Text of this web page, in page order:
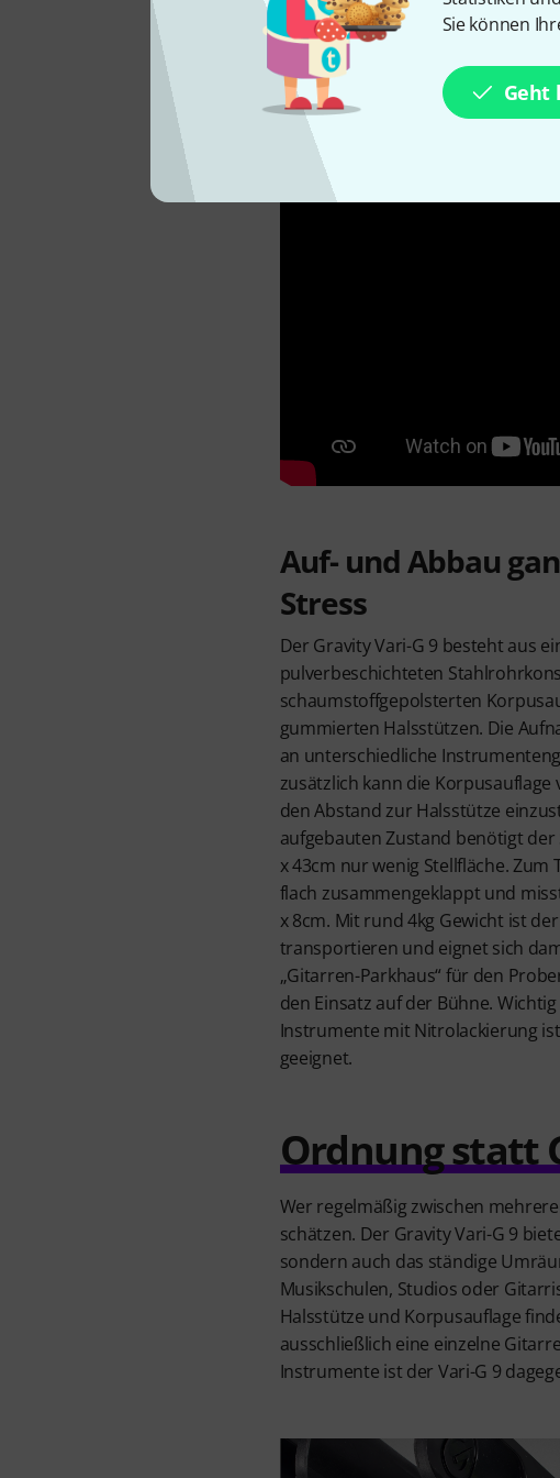
Sie können
Geht
Auf- und Abbau
Stress
Der Gravity Vari-G 9 besteht aus
pulverbeschichteten
schaumstoffgepolsterten
gummierten Halsstützen. Die
an unterschiedliche
zusätzlich kann die
den Abstand zur Halsstütze
aufgebauten Zustand benötigt der
x 43cm nur wenig Stellfläche.
flach zusammengeklappt und
x 8cm. Mit rund 4kg Gewicht ist
transportieren und eignet sich
„Gitarren-Parkhaus“ für den
den Einsatz auf der Bühne.
Instrumente mit Nitrolackierung
geeignet.
Ordnung statt
Wer regelmäßig zwischen
schätzen. Der Gravity Vari-G 9
sondern auch das ständige
Musikschulen, Studios oder
Halsstütze und Korpusauflage
ausschließlich eine einzelne
Instrumente ist der Vari-G 9